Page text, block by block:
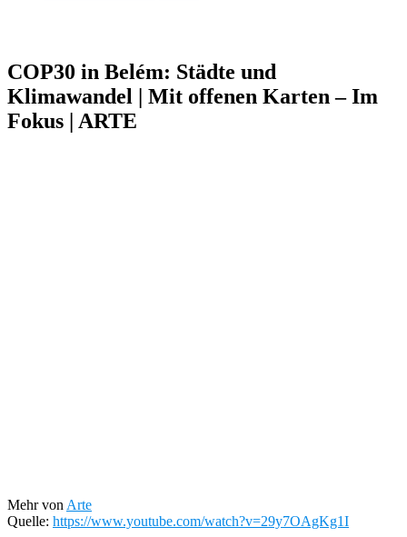
COP30 in Belém: Städte und
Klimawandel | Mit offenen Karten – Im
Fokus | ARTE
Mehr von Arte
Quelle: https://www.youtube.com/watch?v=29y7OAgKg1I